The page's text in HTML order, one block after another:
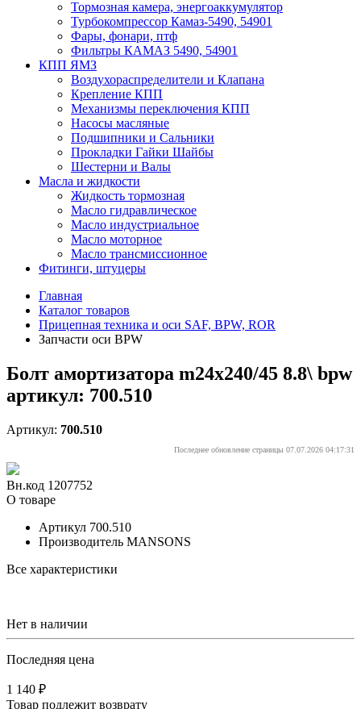
Тормозная камера, энергоаккумулятор
Турбокомпрессор Камаз-5490, 54901
Фары, фонари, птф
Фильтры КАМАЗ 5490, 54901
КПП ЯМЗ
Воздухораспределители и Клапана
Крепление КПП
Механизмы переключения КПП
Насосы масляные
Подшипники и Сальники
Прокладки Гайки Шайбы
Шестерни и Валы
Масла и жидкости
Жидкость тормозная
Масло гидравлическое
Масло индустриальное
Масло моторное
Масло трансмиссионное
Фитинги, штуцеры
Главная
Каталог товаров
Прицепная техника и оси SAF, BPW, ROR
Запчасти оси BPW
Болт амортизатора m24x240/45 8.8\ bpw
артикул: 700.510
Артикул: 700.510
Последнее обновление страницы 07.07.2026 04:17:31
Вн.код 1207752
О товаре
Артикул 700.510
Производитель MANSONS
Все характеристики
Нет в наличии
Последняя цена
1 140 ₽
Товар подлежит возврату